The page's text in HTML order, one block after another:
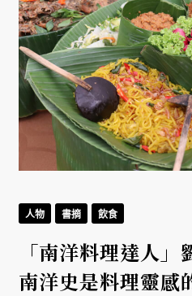
人物 書摘 飲食
「南洋料理達人
南洋史是料理靈感